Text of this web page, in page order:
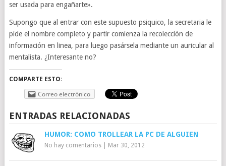
ser usada para engañarte».
Supongo que al entrar con este supuesto psiquico, la secretaria le
pide el nombre completo y partir comienza la recolección de
información en linea, para luego pasársela mediante un auricular al
mentalista. ¿Interesante no?
COMPARTE ESTO:
Correo electrónico
ENTRADAS RELACIONADAS
HUMOR: COMO TROLLEAR LA PC DE ALGUIEN
No hay comentarios| Mar 30, 2012